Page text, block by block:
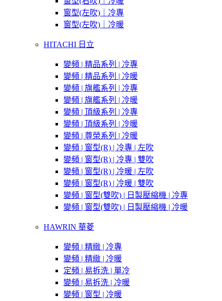
窗型(左吹)｜冷專
窗型(左吹)｜冷暖
HITACHI 日立
變頻 | 精品系列 | 冷專
變頻 | 精品系列 | 冷暖
變頻 | 旗艦系列 | 冷專
變頻 | 旗艦系列 | 冷暖
變頻 | 頂級系列 | 冷專
變頻 | 頂級系列 | 冷暖
變頻 | 尊榮系列 | 冷暖
變頻 | 窗型(R) | 冷專 | 左吹
變頻 | 窗型(R) | 冷專 | 雙吹
變頻 | 窗型(R) | 冷暖 | 左吹
變頻 | 窗型(R) | 冷暖 | 雙吹
變頻 | 窗型(雙吹) | 日製壓縮機 | 冷專
變頻 | 窗型(雙吹) | 日製壓縮機 | 冷暖
HAWRIN 華菱
變頻 | 精緻 | 冷專
變頻 | 精緻 | 冷暖
定頻 | 易拆洗 | 單冷
變頻 | 易拆洗 | 冷暖
變頻 | 窗型 | 冷暖